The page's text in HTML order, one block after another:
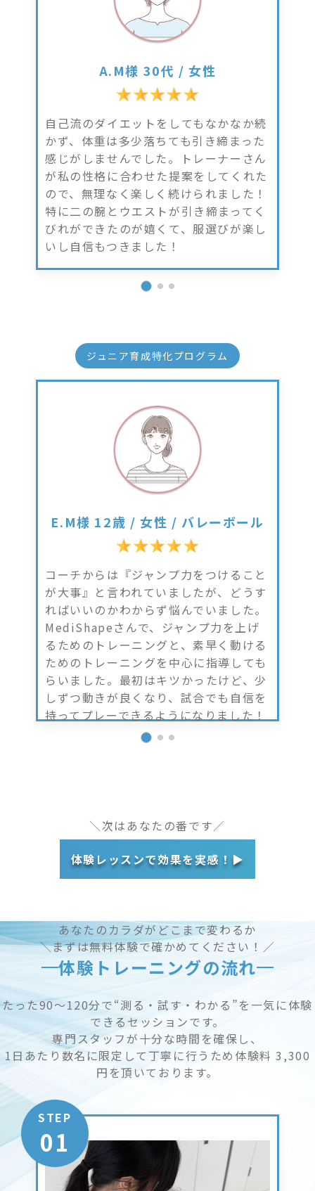
A.M様 30代 / 女性
自己流のダイエットをしてもなかなか続
かず、体重は多少落ちても引き締まった
感じがしませんでした。トレーナーさん
が私の性格に合わせた提案をしてくれた
ので、無理なく楽しく続けられました！
特に二の腕とウエストが引き締まってく
びれができたのが嬉くて、服選びが楽し
いし自信もつきました！
ジュニア育成特化プログラム
E.M様 12歳 / 女性 / バレーボール
コーチからは『ジャンプ力をつけること
が大事』と言われていましたが、どうす
ればいいのかわからず悩んでいました。
MediShapeさんで、ジャンプ力を上げ
るためのトレーニングと、素早く動ける
ためのトレーニングを中心に指導しても
らいました。最初はキツかったけど、少
しずつ動きが良くなり、試合でも自信を
持ってプレーできるようになりました！
＼次はあなたの番です／
体験レッスンで効果を実感！▶︎
あなたのカラダがどこまで変わるか
＼まずは無料体験で確かめてください！／
体験トレーニングの流れ
たった90〜120分で“測る・試す・わかる”を一気に体験
できるセッションです。
専門スタッフが十分な時間を確保し、
1日あたり数名に限定して丁寧に行うため体験料 3,300
円を頂いております。
STEP
01